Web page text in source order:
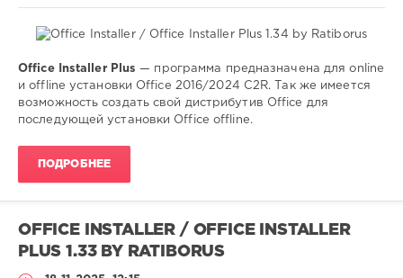
Софт
SamDel
98
0
установка,
office,
2013 ,
Office Installer Plus — программа предназначена для online
и offline установки Office 2016/2024 C2R. Так же имеется
возможность создать свой дистрибутив Office для
последующей установки Office offline.
ПОДРОБНЕЕ
OFFICE INSTALLER / OFFICE INSTALLER
PLUS 1.33 BY RATIBORUS